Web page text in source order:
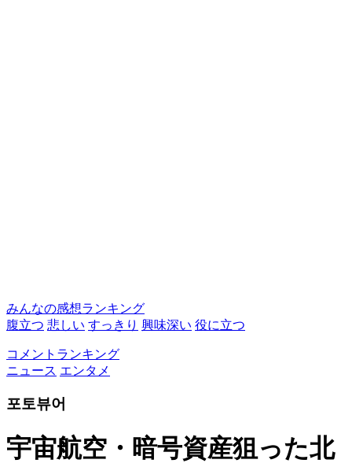
みんなの感想ランキング
腹立つ 悲しい すっきり 興味深い 役に立つ
コメントランキング
ニュース エンタメ
포토뷰어
宇宙航空・暗号資産狙った北